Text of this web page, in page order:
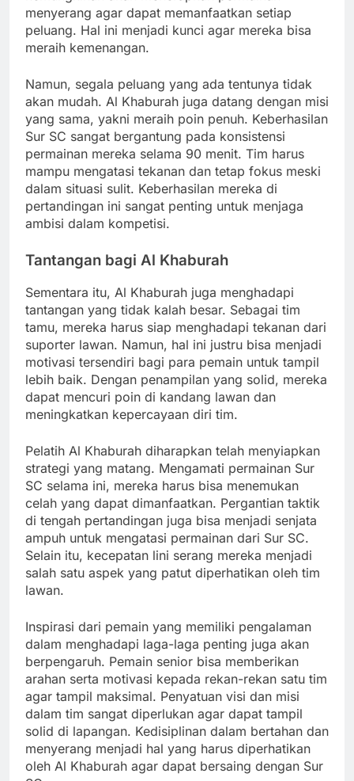
menyerang agar dapat memanfaatkan setiap
peluang. Hal ini menjadi kunci agar mereka bisa
meraih kemenangan.
Namun, segala peluang yang ada tentunya tidak
akan mudah. Al Khaburah juga datang dengan misi
yang sama, yakni meraih poin penuh. Keberhasilan
Sur SC sangat bergantung pada konsistensi
permainan mereka selama 90 menit. Tim harus
mampu mengatasi tekanan dan tetap fokus meski
dalam situasi sulit. Keberhasilan mereka di
pertandingan ini sangat penting untuk menjaga
ambisi dalam kompetisi.
Tantangan bagi Al Khaburah
Sementara itu, Al Khaburah juga menghadapi
tantangan yang tidak kalah besar. Sebagai tim
tamu, mereka harus siap menghadapi tekanan dari
suporter lawan. Namun, hal ini justru bisa menjadi
motivasi tersendiri bagi para pemain untuk tampil
lebih baik. Dengan penampilan yang solid, mereka
dapat mencuri poin di kandang lawan dan
meningkatkan kepercayaan diri tim.
Pelatih Al Khaburah diharapkan telah menyiapkan
strategi yang matang. Mengamati permainan Sur
SC selama ini, mereka harus bisa menemukan
celah yang dapat dimanfaatkan. Pergantian taktik
di tengah pertandingan juga bisa menjadi senjata
ampuh untuk mengatasi permainan dari Sur SC.
Selain itu, kecepatan lini serang mereka menjadi
salah satu aspek yang patut diperhatikan oleh tim
lawan.
Inspirasi dari pemain yang memiliki pengalaman
dalam menghadapi laga-laga penting juga akan
berpengaruh. Pemain senior bisa memberikan
arahan serta motivasi kepada rekan-rekan satu tim
agar tampil maksimal. Penyatuan visi dan misi
dalam tim sangat diperlukan agar dapat tampil
solid di lapangan. Kedisiplinan dalam bertahan dan
menyerang menjadi hal yang harus diperhatikan
oleh Al Khaburah agar dapat bersaing dengan Sur